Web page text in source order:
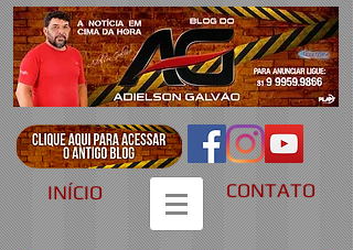
INÍCIO CONTATO